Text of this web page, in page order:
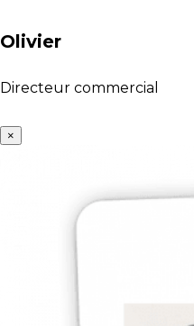
Olivier
Directeur commercial
×